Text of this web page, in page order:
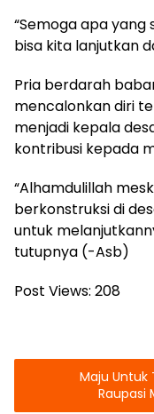
“Semoga apa
bisa kita lanjutkan
Pria berdarah
mencalonkan diri
menjadi kepala
kontribusi kepada
“Alhamdulillah
berkonstruksi di
untuk
tutupnya (-Asb)
Post Views: 208
Maju Untuk
Raupasi